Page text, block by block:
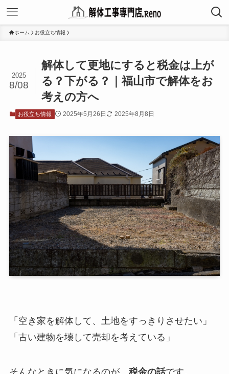
ホーム お役立ち情報
解体して更地にすると税金は上が
る？下がる？｜福山市で解体をお
考えの方へ
2025
8/08
お役立ち情報 2025年5月26日 2025年8月8日
「空き家を解体して、土地をすっきりさせたい」
「古い建物を壊して売却を考えている」
そんなときに気になるのが、 税金の話です。